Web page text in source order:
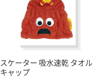
スケーター 吸水速乾 タオル
キャップ